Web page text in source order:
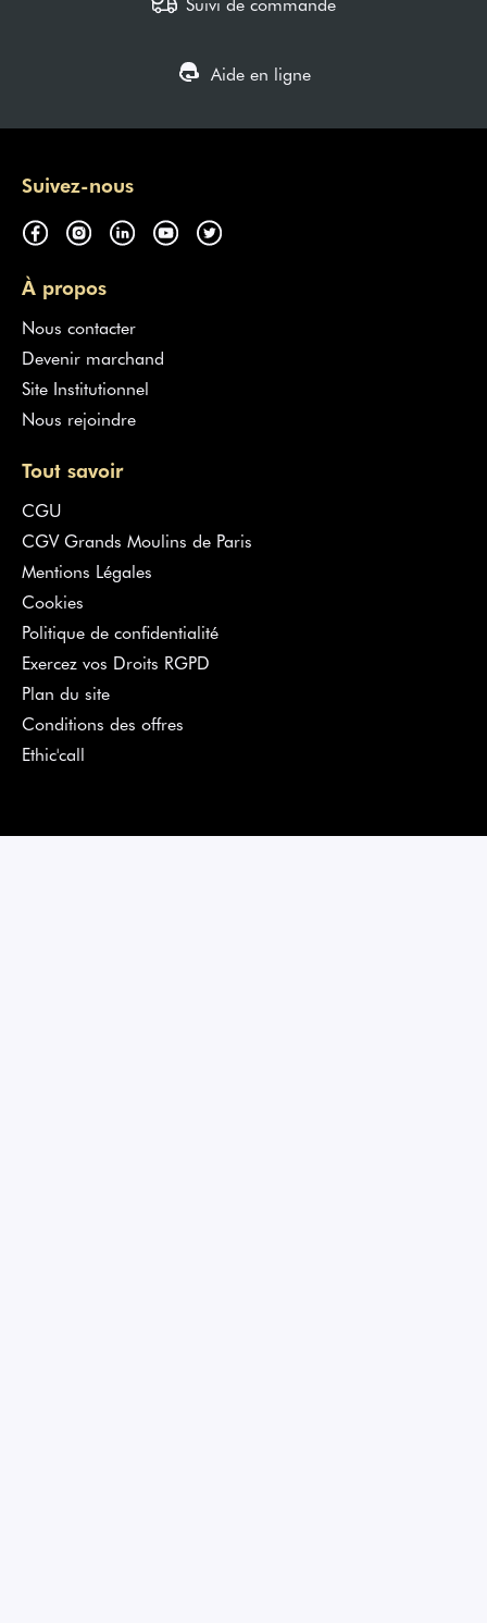
Aide en ligne
Suivez-nous
À propos
Nous contacter
Devenir marchand
Site Institutionnel
Nous rejoindre
Tout savoir
CGU
CGV Grands Moulins de Paris
Mentions Légales
Cookies
Politique de confidentialité
Exercez vos Droits RGPD
Plan du site
Conditions des offres
Ethic'call